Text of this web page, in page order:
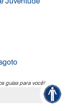
guias para você!